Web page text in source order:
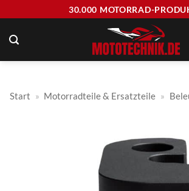
springen
30.000 MOTORRAD-
Start » Motorradteile & Ersatzteile »